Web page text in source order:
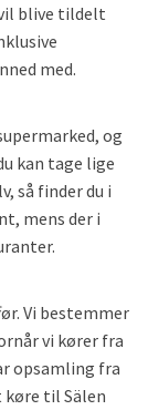
blive tildelt
med.
og
kan tage lige
så finder du i
mens der i
Vi bestemmer
vi kører fra
opsamling fra
til Sälen